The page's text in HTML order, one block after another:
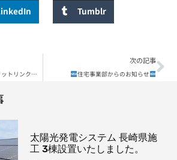
Tumblr
ホリーホックエナジーはリットリンクを始めました！自社の全てのリンクがここに集結！
次の記事
住宅事業部からのお知らせ
太陽光発電システム 長崎県施
工 3棟設置いたしました。